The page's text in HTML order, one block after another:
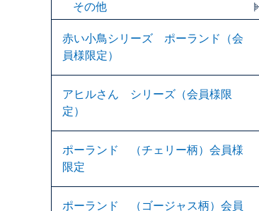
その他
赤い小鳥シリーズ ポーランド（会
員様限定）
アヒルさん シリーズ（会員様限
定）
ポーランド （チェリー柄）会員様
限定
ポーランド （ゴージャス柄）会員